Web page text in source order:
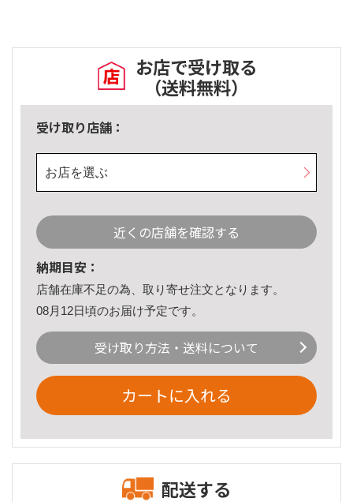
お店で受け取る
（送料無料）
受け取り店舗：
お店を選ぶ
近くの店舗を確認する
納期目安：
店舗在庫不足の為、取り寄せ注文となります。
08月12日頃のお届け予定です。
受け取り方法・送料について
カートに入れる
配送する